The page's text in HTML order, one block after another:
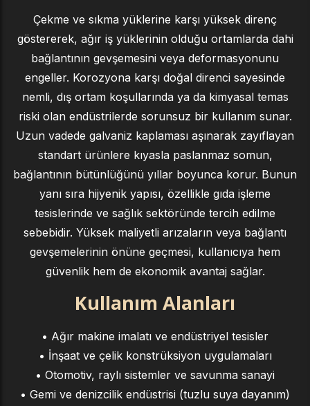
Çekme ve sıkma yüklerine karşı yüksek direnç
göstererek, ağır iş yüklerinin olduğu ortamlarda dahi
bağlantının gevşemesini veya deformasyonunu
engeller. Korozyona karşı doğal direnci sayesinde
nemli, dış ortam koşullarında ya da kimyasal temas
riski olan endüstrilerde sorunsuz bir kullanım sunar.
Uzun vadede galvaniz kaplaması aşınarak zayıflayan
standart ürünlere kıyasla paslanmaz somun,
bağlantının bütünlüğünü yıllar boyunca korur. Bunun
yanı sıra hijyenik yapısı, özellikle gıda işleme
tesislerinde ve sağlık sektöründe tercih edilme
sebebidir. Yüksek maliyetli arızaların veya bağlantı
gevşemelerinin önüne geçmesi, kullanıcıya hem
güvenlik hem de ekonomik avantaj sağlar.
Kullanım Alanları
• Ağır makine imalatı ve endüstriyel tesisler
• İnşaat ve çelik konstrüksiyon uygulamaları
• Otomotiv, raylı sistemler ve savunma sanayi
• Gemi ve denizcilik endüstrisi (tuzlu suya dayanım)